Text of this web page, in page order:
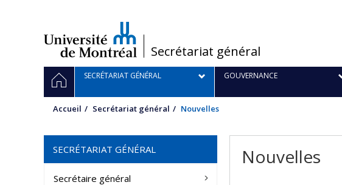
/
Secrétariat général
Navigation
principale
ACCUEILSECRÉTARIAT GÉNÉRAL GOUVERNANCE
Accueil Secrétariat général Nouvelles
Nouvelles
SECRÉTARIAT GÉNÉRAL
Secrétaire général